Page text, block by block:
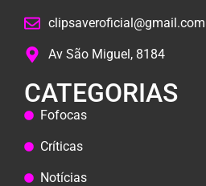
Av São Miguel, 8184
CATEGORIAS
Fofocas
Críticas
Notícias